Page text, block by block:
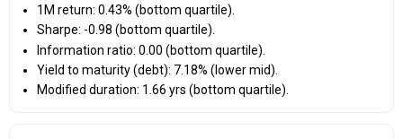
1M return: 0.43% (bottom quartile).
Sharpe: -0.98 (bottom quartile).
Information ratio: 0.00 (bottom quartile).
Yield to maturity (debt): 7.18% (lower mid).
Modified duration: 1.66 yrs (bottom quartile).